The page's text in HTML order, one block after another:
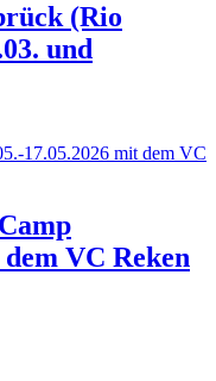
(Rio
und
VC Reken